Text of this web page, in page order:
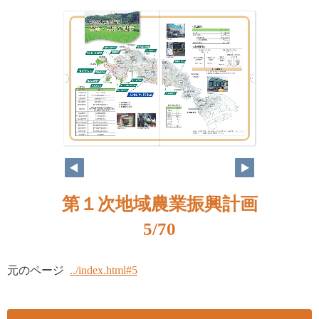
第１次地域農業振興計画
5/70
元のページ ../index.html#5